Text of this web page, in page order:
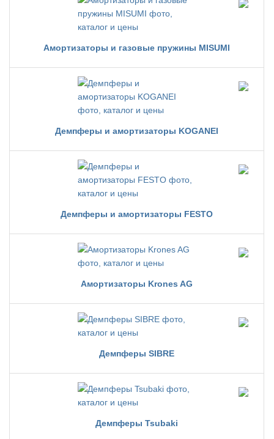
Амортизаторы и газовые пружины MISUMI
Демпферы и амортизаторы KOGANEI
Демпферы и амортизаторы FESTO
Амортизаторы Krones AG
Демпферы SIBRE
Демпферы Tsubaki